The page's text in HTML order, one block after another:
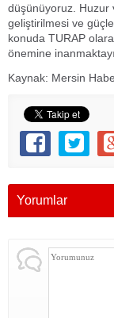
düşünüyoruz. Huzur
geliştirilmesi ve
konuda TURAP
önemine
Kaynak: Mersin
Yorumlar